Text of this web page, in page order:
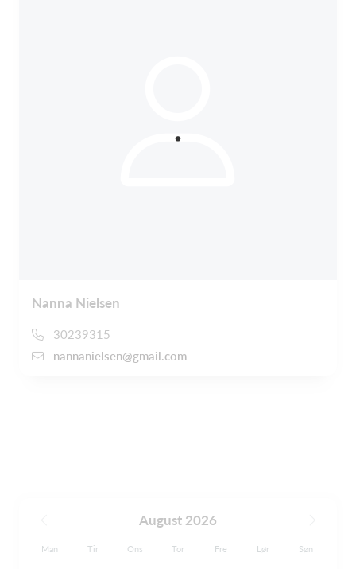
Nanna Nielsen
30239315
nannanielsen@gmail.com
August 2026
Man Tir Ons Tor Fre Lør Søn